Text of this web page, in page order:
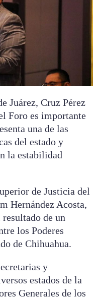
Juárez, Cruz Pérez
Foro es importante
una de las
del estado y
la estabilidad
de Justicia del
Hernández Acosta,
de un
los Poderes
de Chihuahua.
y
estados de la
Generales de los